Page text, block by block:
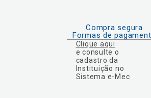
Compra segura
Formas de
Clique aqui
e consulte o
cadastro da
Instituição no
Sistema e-Mec